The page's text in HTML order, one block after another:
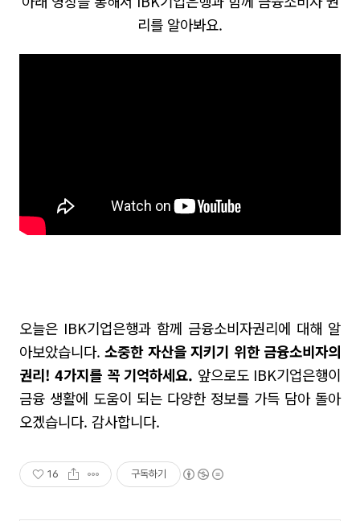
리를 알아봐요.
오늘은 IBK기업은행과 함께 금융소비자권리에 대해 알
아보았습니다. 소중한 자산을 지키기 위한 금융소비자의
권리! 4가지를 꼭 기억하세요. 앞으로도 IBK기업은행이
금융 생활에 도움이 되는 다양한 정보를 가득 담아 돌아
오겠습니다. 감사합니다.
16 구독하기